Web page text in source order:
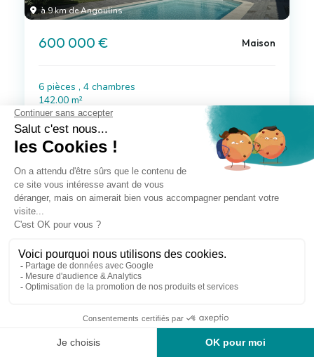
à 9 km de Angoulins
600 000 € Maison
6 pièces , 4 chambres
142.00 m²
Avec jardin, terrasse, garage/box
Voir le bien
Maison